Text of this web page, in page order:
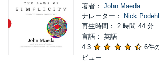
著者： John Maeda
ナレーター：
Nick Podehl
再生時間： 2 時間 44 分
言語： 英語
4.3
6件
ビュー